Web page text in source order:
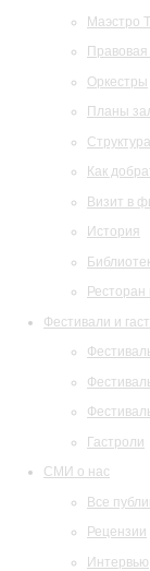
Маэстро
Оркестры
Планы
Структура
Как
Визит в
История
Ресторан
Фестивали и
Гастроли
СМИ о нас
Все
Рецензии
Интервью